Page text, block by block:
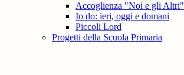
Accoglienza "Noi e gli Altri"
Io do: ieri, oggi e domani
Piccoli Lord
Progetti della Scuola Primaria